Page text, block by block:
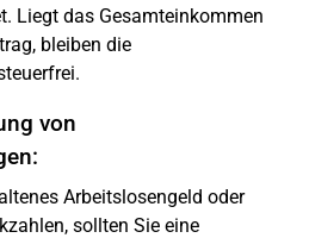
Liegt das Gesamteinkommen
bleiben die
von
Arbeitslosengeld oder
sollten Sie eine